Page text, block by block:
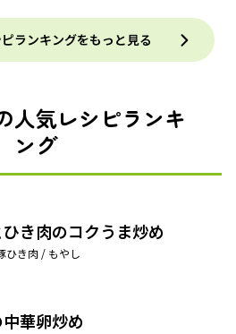
ランキングをもっと見る
人気レシピランキ
ング
き肉のコクうま炒め
ひき肉 / もやし
華卵炒め